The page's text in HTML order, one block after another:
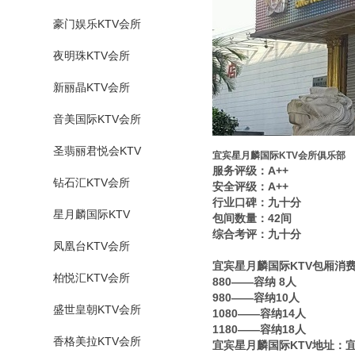
豪门娱乐KTV会所
夜明珠KTV会所
新丽晶KTV会所
音美国际KTV会所
圣翡丽君悦会KTV
钻石汇KTV会所
星月麟国际KTV
凤凰台KTV会所
柏悦汇KTV会所
盛世皇朝KTV会所
香格美拉KTV会所
宜宾星月麟国际KTV会所俱乐部
服务评级：A++
安全评级：A++
行业口碑：九十分
包间数量：42间
综合考评：九十分
宜宾星月麟国际KTV包厢消
880——容纳 8人
980——容纳10人
1080——容纳14人
1180——容纳18人
宜宾星月麟国际KTV地址：